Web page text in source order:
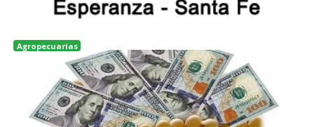
Agropecuarias